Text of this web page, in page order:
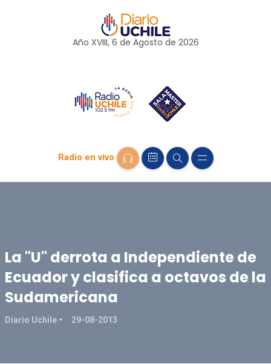
Año XVIII, 6 de Agosto de 2026
Radio en vivo
La "U" derrota a Independiente de
Ecuador y clasifica a octavos de la
Sudamericana
Diario Uchile 29-08-2013